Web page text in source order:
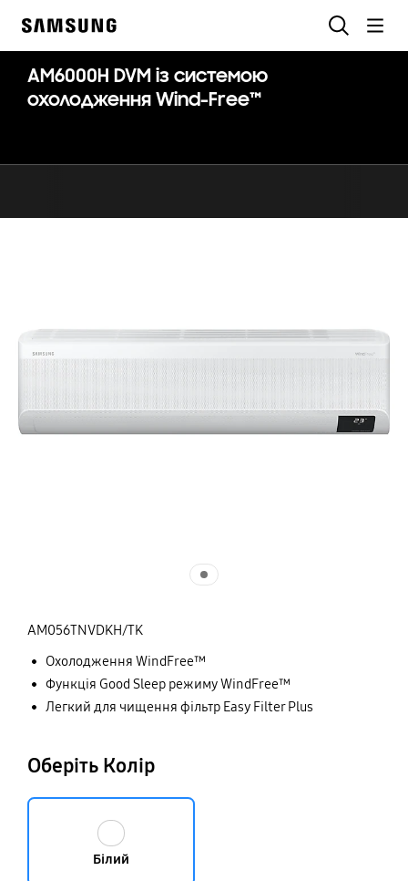
AM6000H DVM із системою
охолодження Wind-Free™
AM056TNVDKH/TK
Охолодження WindFree™
Функція Good Sleep режиму WindFree™
Легкий для чищення фільтр Easy Filter Plus
Оберіть Колір
Білий